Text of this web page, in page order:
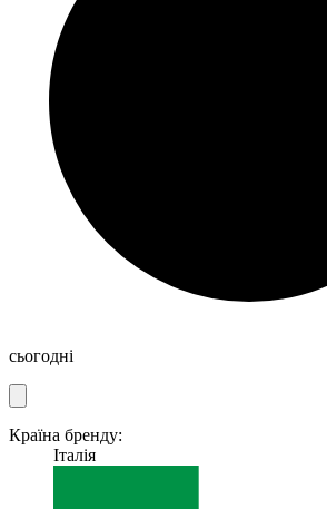
сьогодні
Країна бренду:
Італія